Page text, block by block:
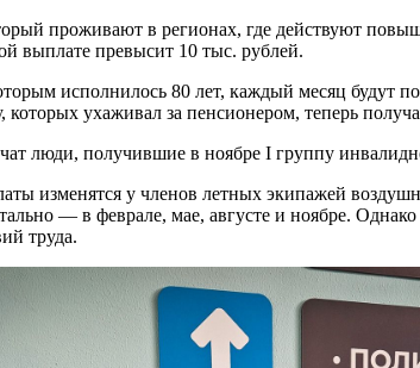
проживают в регионах, где действуют
выплате превысит 10 тыс. рублей.
исполнилось 80 лет, каждый месяц будут
которых ухаживал за пенсионером, теперь
люди, получившие в ноябре I группу
изменятся у членов летных экипажей
— в феврале, мае, августе и ноябре.
труда.